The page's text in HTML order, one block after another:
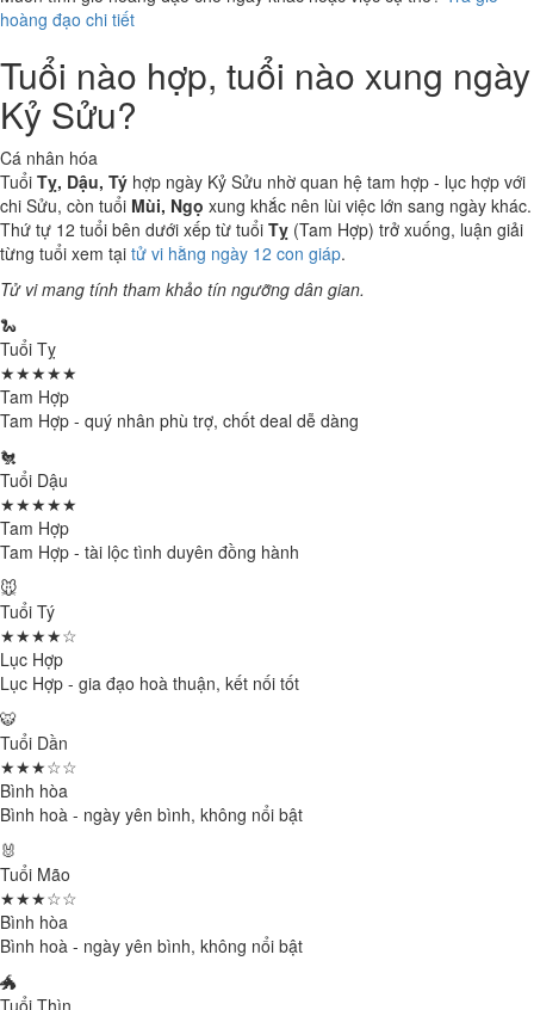
hoàng đạo chi tiết
Tuổi nào hợp, tuổi nào xung ngày
Kỷ Sửu?
Cá nhân hóa
Tuổi Tỵ, Dậu, Tý hợp ngày Kỷ Sửu nhờ quan hệ tam hợp - lục hợp với
chi Sửu, còn tuổi Mùi, Ngọ xung khắc nên lùi việc lớn sang ngày khác.
Thứ tự 12 tuổi bên dưới xếp từ tuổi Tỵ (Tam Hợp) trở xuống, luận giải
từng tuổi xem tại tử vi hằng ngày 12 con giáp.
Tử vi mang tính tham khảo tín ngưỡng dân gian.
🐍
Tuổi Tỵ
★★★★★
Tam Hợp
Tam Hợp - quý nhân phù trợ, chốt deal dễ dàng
🐔
Tuổi Dậu
★★★★★
Tam Hợp
Tam Hợp - tài lộc tình duyên đồng hành
🐭
Tuổi Tý
★★★★☆
Lục Hợp
Lục Hợp - gia đạo hoà thuận, kết nối tốt
🐯
Tuổi Dần
★★★☆☆
Bình hòa
Bình hoà - ngày yên bình, không nổi bật
🐰
Tuổi Mão
★★★☆☆
Bình hòa
Bình hoà - ngày yên bình, không nổi bật
🐲
Tuổi Thìn